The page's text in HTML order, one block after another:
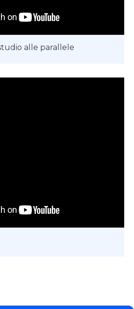
alle parallele